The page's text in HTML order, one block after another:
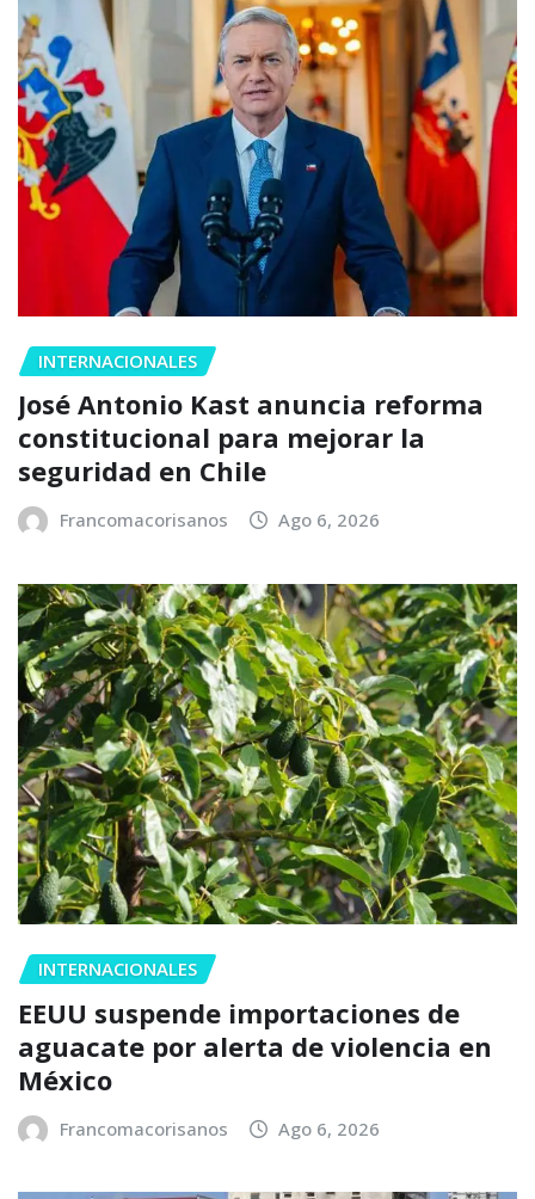
INTERNACIONALES
José Antonio Kast anuncia reforma
constitucional para mejorar la
seguridad en Chile
Francomacorisanos Ago 6, 2026
INTERNACIONALES
EEUU suspende importaciones de
aguacate por alerta de violencia en
México
Francomacorisanos Ago 6, 2026